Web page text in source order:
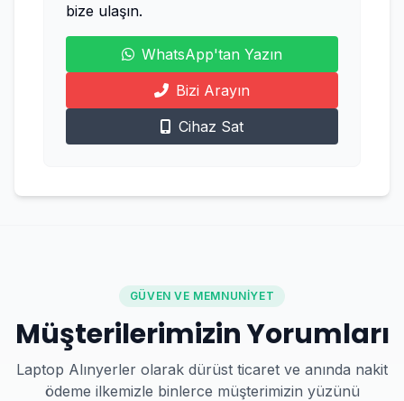
bize ulaşın.
WhatsApp'tan Yazın
Bizi Arayın
Cihaz Sat
GÜVEN VE MEMNUNIYET
Müşterilerimizin Yorumları
Laptop Alınyerler olarak dürüst ticaret ve anında nakit
ödeme ilkemizle binlerce müşterimizin yüzünü